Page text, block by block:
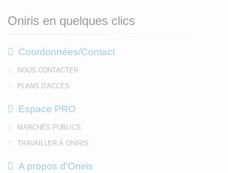
Oniris en quelques clics
Coordonnées/Contact
NOUS CONTACTER
PLANS D'ACCÈS
Espace PRO
MARCHÉS PUBLICS
TRAVAILLER À ONIRIS
A propos d'Oniris